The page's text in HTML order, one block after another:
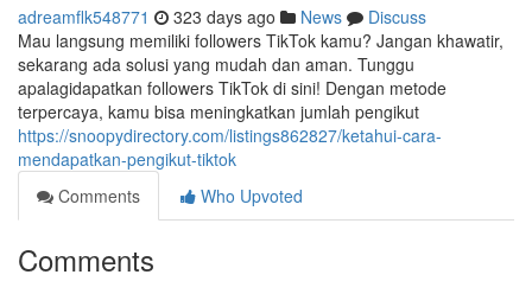
adreamflk548771 323 days ago News
Discuss
Mau langsung memiliki followers TikTok kamu? Jangan khawatir,
sekarang ada solusi yang mudah dan aman. Tunggu
apalagidapatkan followers TikTok di sini! Dengan metode
terpercaya, kamu bisa meningkatkan jumlah pengikut
https://snoopydirectory.com/listings862827/ketahui-cara-
mendapatkan-pengikut-tiktok
Comments
Who Upvoted
Comments